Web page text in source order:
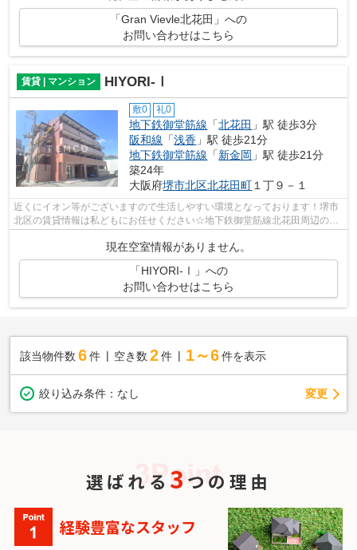
「Gran Vievle北花田」への
お問い合わせはこちら
賃貸 | マンション HIYORI-Ⅰ
敷0 礼0
地下鉄御堂筋線 「北花田 」駅 徒歩3分
阪和線 「浅香 」駅 徒歩21分
地下鉄御堂筋線 「新金岡 」駅 徒歩21分
築24年
大阪府堺市北区北花田町 １丁９－１
近くにイオン等がございますので生活しやすい環境となっております！堺市
北区の賃貸情報は私どもにお任せください☆地下鉄御堂筋線北花田周辺の賃
現在空室情報がありません。
「HIYORI-Ⅰ」への
お問い合わせはこちら
該当物件数 6件 空き数 2 件 1～6 件を表示
絞り込み条件： なし 変更
選ばれる 3 つの理由
経験豊富なスタッフ